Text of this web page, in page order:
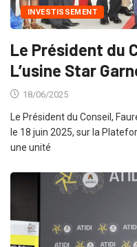
INVESTISSEMENT
Le Président du
L’usine Star
18/06/2025
Le Président du Conseil,
le 18 juin 2025, sur la
une unité